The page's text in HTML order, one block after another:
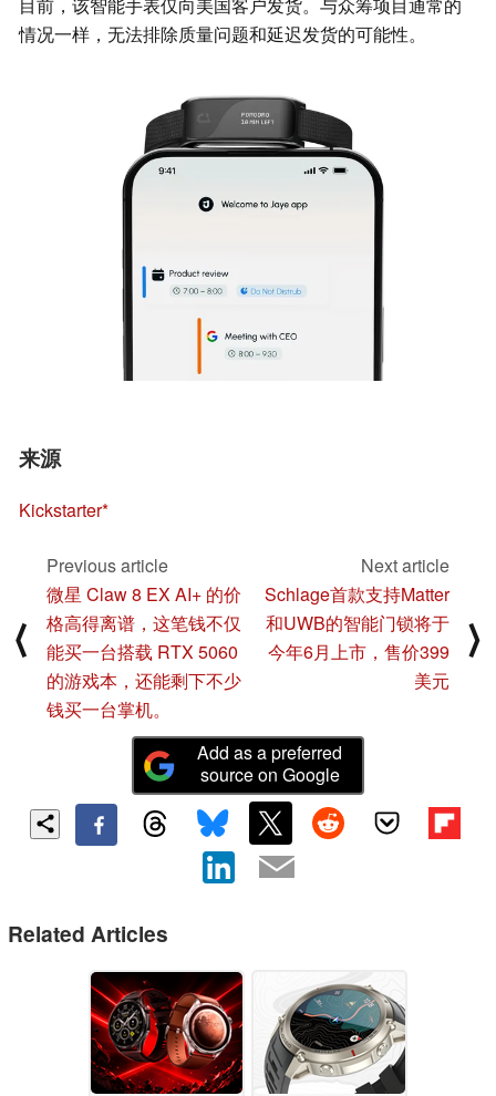
情况一样，无法排除质量问题和延迟发货的可能性。
来源
Kickstarter
⟨
Previous article
微星 Claw 8 EX AI+ 的价
格高得离谱，这笔钱不仅
能买一台搭载 RTX 5060
的游戏本，还能剩下不少
钱买一台掌机。
Next article
Schlage首款支持Matter
和UWB的智能门锁将于
今年6月上市，售价399
美元
⟩
Add as a preferred
source on Google
Related Articles